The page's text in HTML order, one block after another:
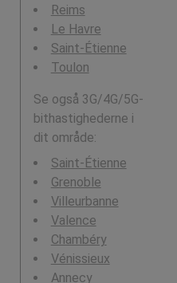
Reims
Le Havre
Saint-Étienne
Toulon
Se også 3G/4G/5G-
bithastighederne i
dit område:
Saint-Étienne
Grenoble
Villeurbanne
Valence
Chambéry
Vénissieux
Annecy